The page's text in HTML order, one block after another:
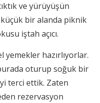
ve yürüyüşün
bir alanda piknik
iştah açıcı.
hazırlıyorlar.
oturup soğuk bir
terci ettik. Zaten
rezervasyon